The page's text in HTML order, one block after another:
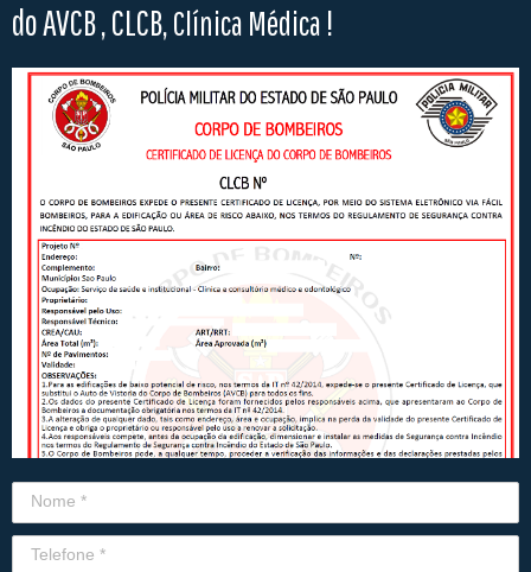
do AVCB , CLCB,Clínica Médica !